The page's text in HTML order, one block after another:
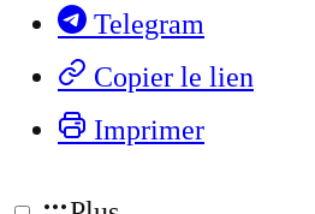
Telegram
Copier le lien
Imprimer